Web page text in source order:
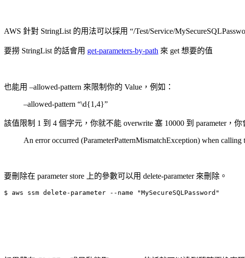
AWS 針對 StringList 的用法可以採用 “/Test/Service/
要撈 StringList 的話會用 get-parameters-by-path 來 get 想要的值
也能用 –allowed-pattern 來限制你的 Value，例如：
–allowed-pattern “\d{1,4}”
該值限制 1 到 4 個字元，你就不能 overwrite 塞 10000 到 parameter，你
An error occurred (ParameterPatternMismatchException) when
要刪除在 parameter store 上的參數可以用 delete-parameter 來刪除。
$ aws ssm delete-parameter --name "MySecureSQLPassword"